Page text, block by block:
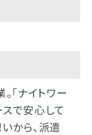
「ナイトワー
で安心して
から、派遣